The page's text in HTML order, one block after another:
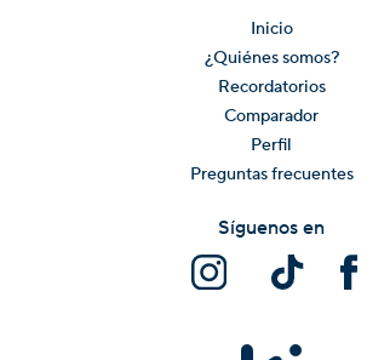
Inicio
¿Quiénes somos?
Recordatorios
Comparador
Perfil
Preguntas frecuentes
Síguenos en